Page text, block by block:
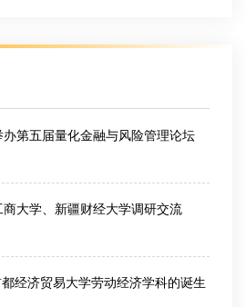
第五届量化金融与风险管理论坛
大学、新疆财经大学调研交流
经济贸易大学劳动经济学科的诞生